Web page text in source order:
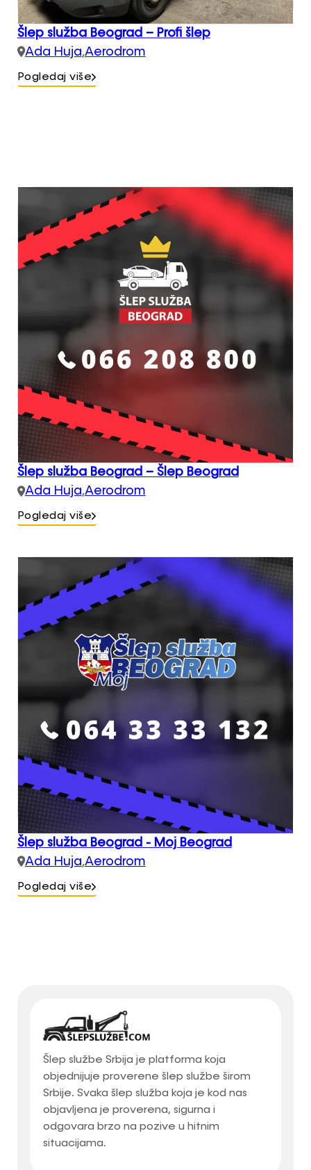
Šlep služba Beograd – Profi šlep
Ada Huja,Aerodrom
Pogledaj više
Šlep služba Beograd – Šlep Beograd
Ada Huja,Aerodrom
Pogledaj više
Šlep služba Beograd - Moj Beograd
Ada Huja,Aerodrom
Pogledaj više
Šlep službe Srbija je platforma koja
objednijuje proverene šlep službe širom
Srbije. Svaka šlep služba koja je kod nas
objavljena je proverena, sigurna i
odgovara brzo na pozive u hitnim
situacijama.